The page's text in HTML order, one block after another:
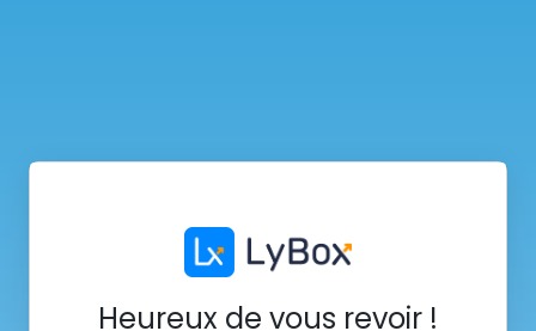
Heureux de vous revoir !